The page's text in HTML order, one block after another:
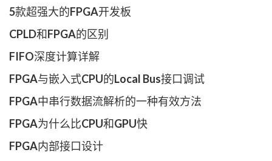
5款超强大的FPGA开发板
CPLD和FPGA的区别
FIFO深度计算详解
FPGA与嵌入式CPU的Local Bus接口调试
FPGA中串行数据流解析的一种有效方法
FPGA为什么比CPU和GPU快
FPGA内部接口设计